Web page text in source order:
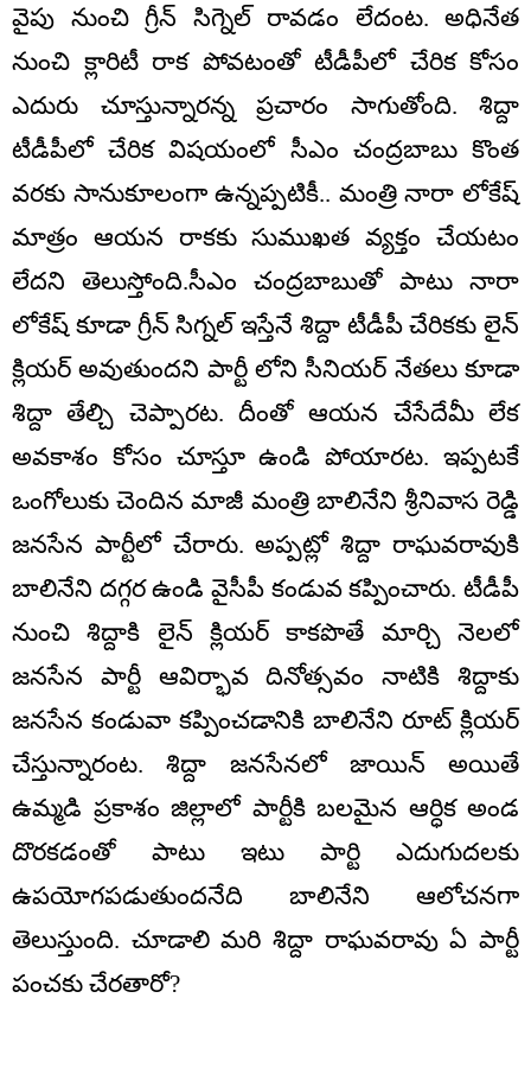
వైపు నుంచి గ్రీన్ సిగ్నెల్ రావడం లేదంట. అధినేత
నుంచి క్లారిటీ రాక పోవటంతో టీడీపీలో చేరిక కోసం
ఎదురు చూస్తున్నారన్న ప్రచారం సాగుతోంది. శిద్దా
టీడీపీలో చేరిక విషయంలో సీఎం చంద్రబాబు కొంత
వరకు సానుకూలంగా ఉన్నప్పటికీ.. మంత్రి నారా లోకేష్
మాత్రం ఆయన రాకకు సుముఖత వ్యక్తం చేయటం
లేదని తెలుస్తోంది.సీఎం చంద్రబాబుతో పాటు నారా
లోకేష్ కూడా గ్రీన్ సిగ్నల్ ఇస్తేనే శిద్దా టీడీపీ చేరికకు లైన్
క్లియర్ అవుతుందని పార్టీ లోని సీనియర్ నేతలు కూడా
శిద్దా తేల్చి చెప్పారట. దీంతో ఆయన చేసేదేమీ లేక
అవకాశం కోసం చూస్తూ ఉండి పోయారట. ఇప్పటకే
ఒంగోలుకు చెందిన మాజీ మంత్రి బాలినేని శ్రీనివాస రెడ్డి
జనసేన పార్టీలో చేరారు. అప్పట్లో శిద్దా రాఘవరావుకి
బాలినేని దగ్గర ఉండి వైసీపీ కండువ కప్పించారు. టీడీపీ
నుంచి శిద్దాకి లైన్ క్లియర్ కాకపొతే మార్చి నెలలో
జనసేన పార్టీ ఆవిర్భావ దినోత్సవం నాటికి శిద్దాకు
జనసేన కండువా కప్పించడానికి బాలినేని రూట్ క్లియర్
చేస్తున్నారంట. శిద్దా జనసేనలో జాయిన్ అయితే
ఉమ్మడి ప్రకాశం జిల్లాలో పార్టీకి బలమైన ఆర్ధిక అండ
దొరకడంతో పాటు ఇటు పార్టి ఎదుగుదలకు
ఉపయోగపడుతుందనేది బాలినేని ఆలోచనగా
తెలుస్తుంది. చూడాలి మరి శిద్దా రాఘవరావు ఏ పార్టీ
పంచకు చేరతారో?